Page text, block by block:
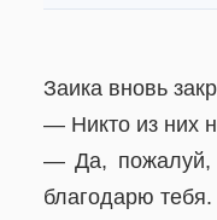
Заика вновь
— Никто из них
— Да, пожалуй,
благодарю тебя.